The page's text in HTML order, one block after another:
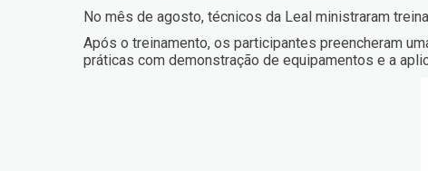
No mês de agosto, técnicos da Leal ministraram
Após o treinamento, os participantes preencheram
práticas com demonstração de equipamentos e a